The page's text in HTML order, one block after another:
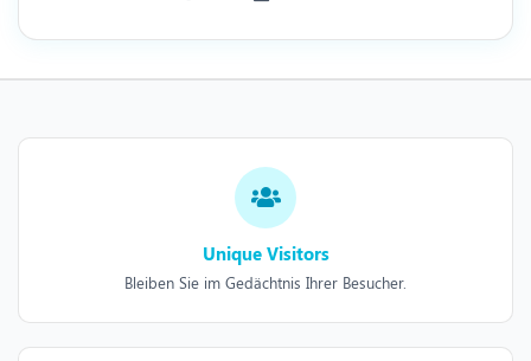
Unique Visitors
Bleiben Sie im Gedächtnis Ihrer Besucher.